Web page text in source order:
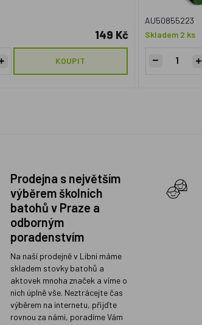
149 Kč
KOUPIT
AU50855223
Skladem 2 ks
Prodejna s největším
výběrem školních
batohů v Praze a
odborným
poradenstvím
Na naší prodejně v Libni máme
skladem stovky batohů a
aktovek mnoha značek a víme o
nich úplně vše. Neztrácejte čas
výběrem na internetu, přijďte
rovnou za námi, poradíme Vám